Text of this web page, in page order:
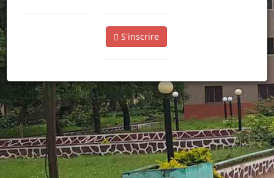
S'inscrire